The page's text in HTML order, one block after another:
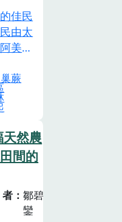
佳民
由太
美族
組
經是
要的
也是
除了
菜之
展出
清潔、
途。這
蕨
然農
間的
鄒碧
鑾